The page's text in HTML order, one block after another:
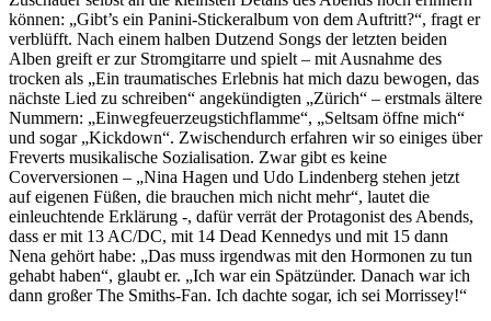
können: „Gibt’s ein Panini-Stickeralbum von dem Auftritt?“, fragt er
verblüfft. Nach einem halben Dutzend Songs der letzten beiden
Alben greift er zur Stromgitarre und spielt – mit Ausnahme des
trocken als „Ein traumatisches Erlebnis hat mich dazu bewogen, das
nächste Lied zu schreiben“ angekündigten „Zürich“ – erstmals ältere
Nummern: „Einwegfeuerzeugstichflamme“, „Seltsam öffne mich“
und sogar „Kickdown“. Zwischendurch erfahren wir so einiges über
Freverts musikalische Sozialisation. Zwar gibt es keine
Coverversionen – „Nina Hagen und Udo Lindenberg stehen jetzt
auf eigenen Füßen, die brauchen mich nicht mehr“, lautet die
einleuchtende Erklärung -, dafür verrät der Protagonist des Abends,
dass er mit 13 AC/DC, mit 14 Dead Kennedys und mit 15 dann
Nena gehört habe: „Das muss irgendwas mit den Hormonen zu tun
gehabt haben“, glaubt er. „Ich war ein Spätzünder. Danach war ich
dann großer The Smiths-Fan. Ich dachte sogar, ich sei Morrissey!“